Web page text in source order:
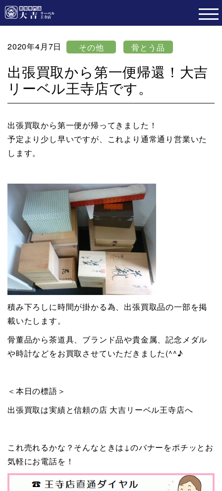
2020年4月7日 その他 骨とう品
出張買取から第一便帰還！大吉
リーベル王寺店です。
出張買取から第一便が帰ってきました！
予定より少し早いですが、これより通常通り営業いた
します。
積み下ろしに時間が掛かる為、出張買取品の一部を掲
載いたします。
骨董品から茶道具、ブランド品や貴金属、記念メダル
や時計などをお買取させていただきました(^^♪
＜本日の標語＞
出張買取は実績と信頼の店 大吉リーベル王寺店へ
これ売れるかな？そんなときは↓のバナーをポチッとお
気軽にお電話を！